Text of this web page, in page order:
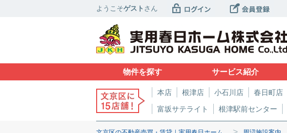
ようこそゲスト さん
物件を探す サービス紹介
本店 根津店 小石川店 春日町店
富坂サテライト
根津駅前センター